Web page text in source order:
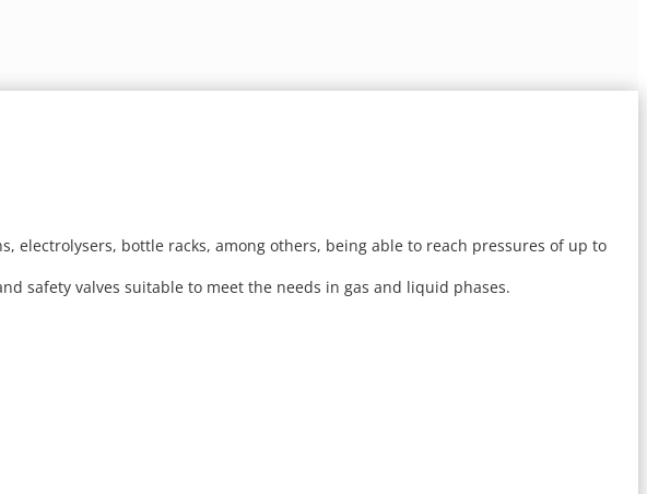
bottle racks, among others, being able to reach pressures of up to
safety valves suitable to meet the needs in gas and liquid phases.